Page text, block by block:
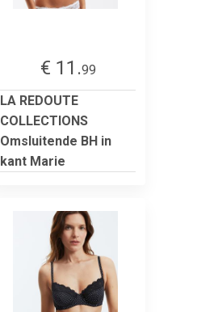
€ 11.99
LA REDOUTE
COLLECTIONS
Omsluitende BH in
kant Marie